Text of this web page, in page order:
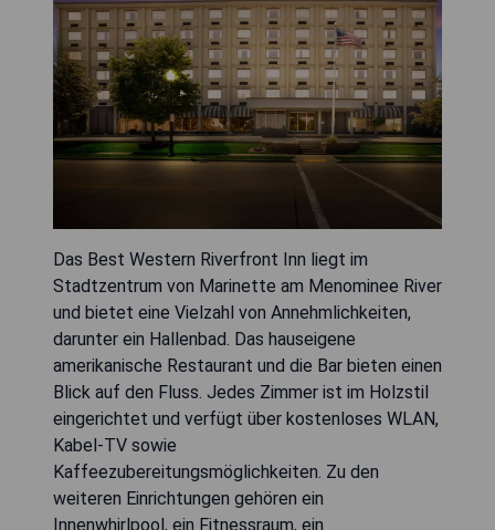
Das Best Western Riverfront Inn liegt im
Stadtzentrum von Marinette am Menominee River
und bietet eine Vielzahl von Annehmlichkeiten,
darunter ein Hallenbad. Das hauseigene
amerikanische Restaurant und die Bar bieten einen
Blick auf den Fluss. Jedes Zimmer ist im Holzstil
eingerichtet und verfügt über kostenloses WLAN,
Kabel-TV sowie
Kaffeezubereitungsmöglichkeiten. Zu den
weiteren Einrichtungen gehören ein
Innenwhirlpool, ein Fitnessraum, ein